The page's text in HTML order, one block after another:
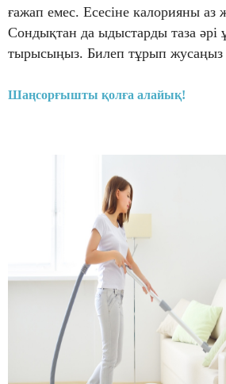
ғажап емес. Есесіне калорияны аз
Сондықтан да ыдыстарды таза әрі
тырысыңыз. Билеп тұрып жусаңыз
Шаңсорғышты қолға алайық!